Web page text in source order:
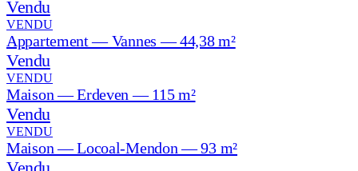
Vendu
VENDU
Appartement — Vannes — 44,38 m²
Vendu
VENDU
Maison — Erdeven — 115 m²
Vendu
VENDU
Maison — Locoal-Mendon — 93 m²